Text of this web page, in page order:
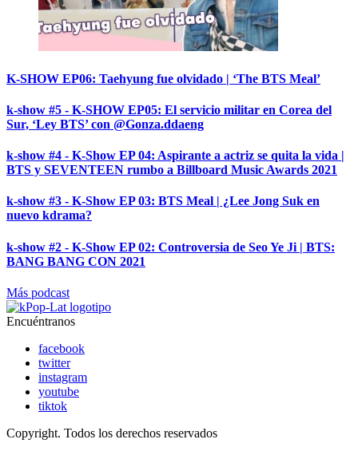
K-SHOW EP06: Taehyung fue olvidado | ‘The BTS Meal’
k-show #5 - K-SHOW EP05: El servicio militar en Corea del
Sur, ‘Ley BTS’ con @Gonza.ddaeng
k-show #4 - K-Show EP 04: Aspirante a actriz se quita la vida |
BTS y SEVENTEEN rumbo a Billboard Music Awards 2021
k-show #3 - K-Show EP 03: BTS Meal | ¿Lee Jong Suk en
nuevo kdrama?
k-show #2 - K-Show EP 02: Controversia de Seo Ye Ji | BTS:
BANG BANG CON 2021
Más podcast
Encuéntranos
facebook
twitter
instagram
youtube
tiktok
Copyright. Todos los derechos reservados